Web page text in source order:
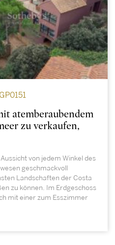
atemberaubendem
zu verkaufen,
von jedem Winkel des
geschmackvoll
Landschaften der Costa
zu können. Im Erdgeschoss
mit einer zum Esszimmer